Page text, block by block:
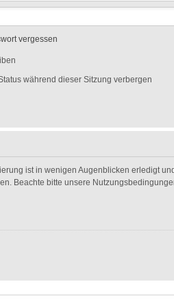
vergessen
während dieser Sitzung verbergen
ist in wenigen Augenblicken erledigt
Beachte bitte unsere